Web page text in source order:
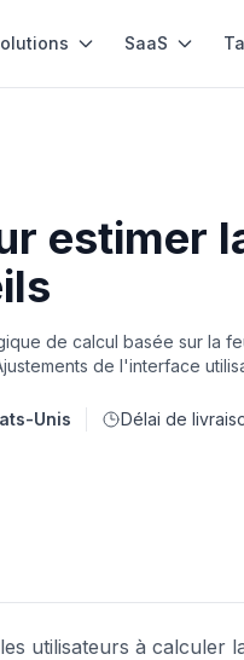
SaaS
estimer
de calcul basée sur la
de l'interface
Unis Délai de
utilisateurs à calculer